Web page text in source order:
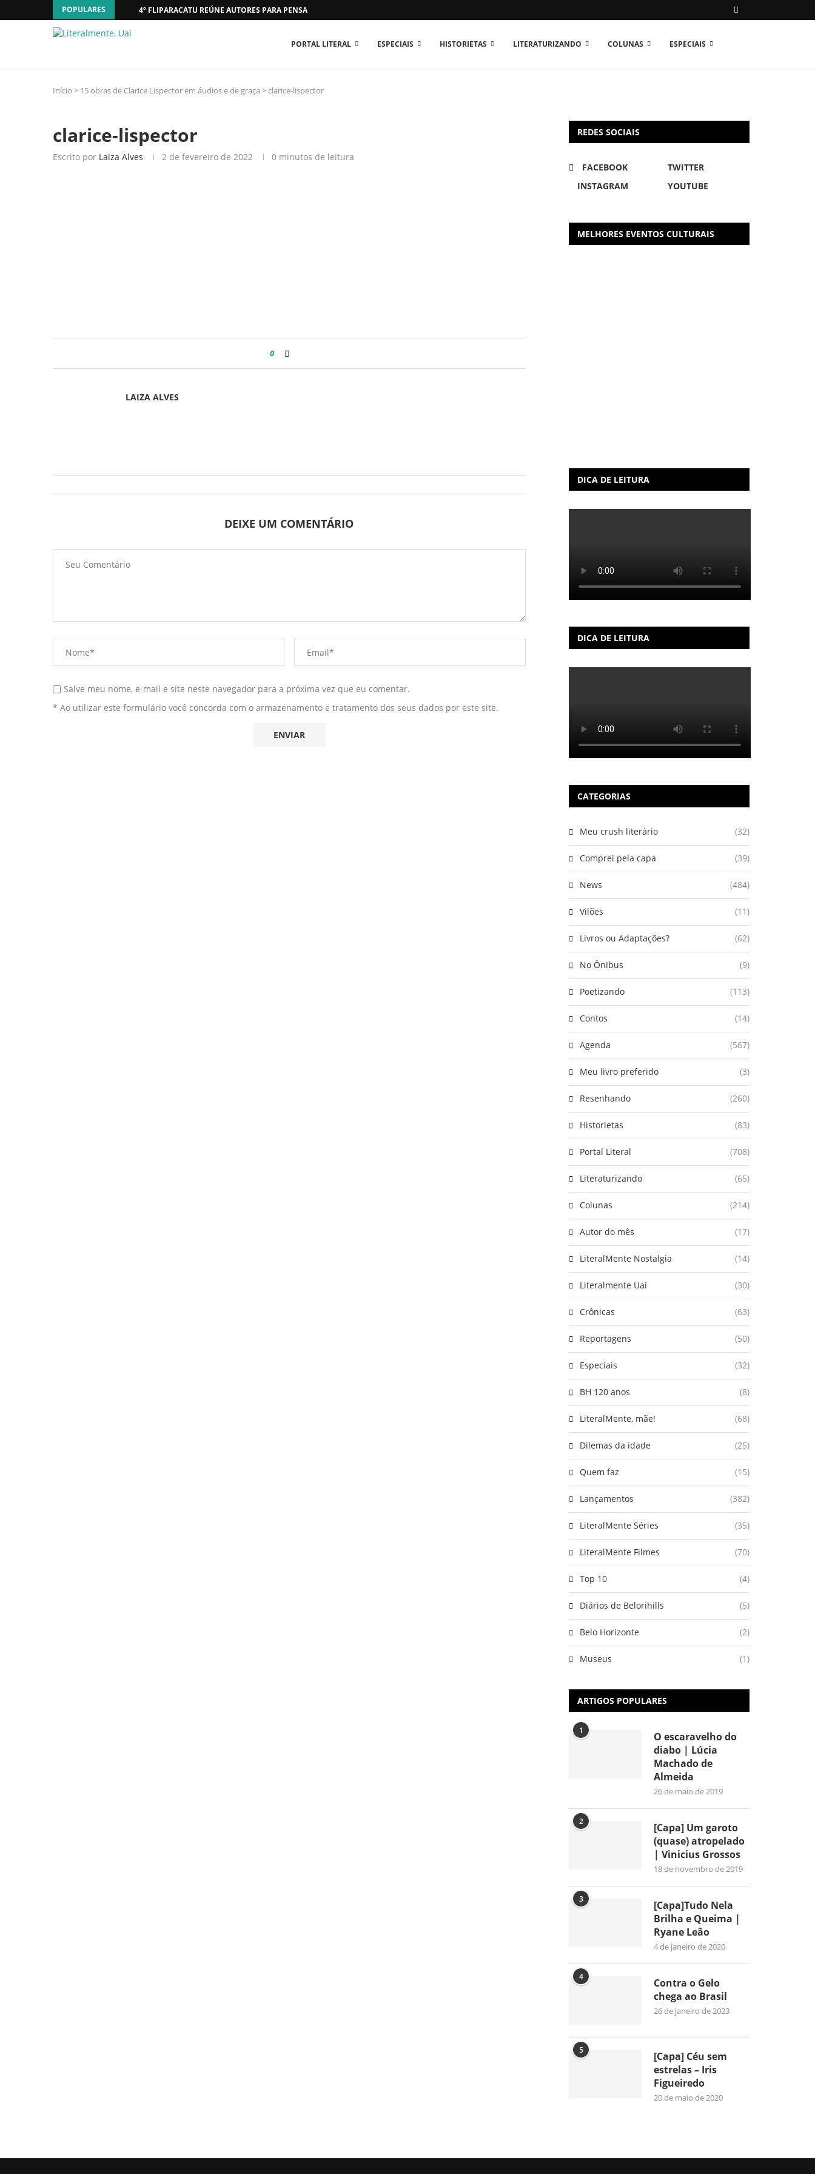
POPULARES 4º FLIPARACATU REÚNE AUTORES PARA PENSAR O MUNDO...
PORTAL LITERAL ESPECIAIS HISTORIETAS LITERATURIZANDO COLUNAS ESPECIAIS
Início > 15 obras de Clarice Lispector em áudios e de graça >clarice-lispector
clarice-lispector
Escrito por Laiza Alves 2 de fevereiro de 2022 0 minutos de leitura
0
LAIZA ALVES
DEIXE UM COMENTÁRIO
Salve meu nome, e-mail e site neste navegador para a próxima vez que eu comentar.
* Ao utilizar este formulário você concorda com o armazenamento e tratamento dos seus dados por este site.
REDES SOCIAIS
FACEBOOK
TWITTER
INSTAGRAM
YOUTUBE
MELHORES EVENTOS CULTURAIS
DICA DE LEITURA
DICA DE LEITURA
CATEGORIAS
Meu crush literário (32)
Comprei pela capa (39)
News (484)
Vilões (11)
Livros ou Adaptações? (62)
No Ônibus (9)
Poetizando (113)
Contos (14)
Agenda (567)
Meu livro preferido (3)
Resenhando (260)
Historietas (83)
Portal Literal (708)
Literaturizando (65)
Colunas (214)
Autor do mês (17)
LiteralMente Nostalgia (14)
Literalmente Uai (30)
Crônicas (63)
Reportagens (50)
Especiais (32)
BH 120 anos (8)
LiteralMente, mãe! (68)
Dilemas da idade (25)
Quem faz (15)
Lançamentos (382)
LiteralMente Séries (35)
LiteralMente Filmes (70)
Top 10 (4)
Diários de Belorihills (5)
Belo Horizonte (2)
Museus (1)
ARTIGOS POPULARES
1
O escaravelho do
diabo | Lúcia
Machado de
Almeida
26 de maio de 2019
2
[Capa] Um garoto
(quase) atropelado
| Vinicius Grossos
18 de novembro de 2019
3
[Capa]Tudo Nela
Brilha e Queima |
Ryane Leão
4 de janeiro de 2020
4
Contra o Gelo
chega ao Brasil
26 de janeiro de 2023
5
[Capa] Céu sem
estrelas – Iris
Figueiredo
20 de maio de 2020